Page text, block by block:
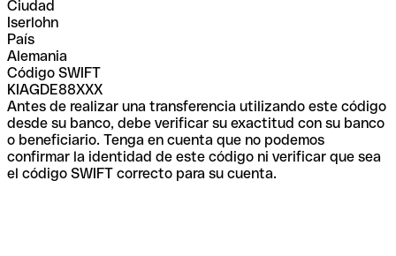
Ciudad
Iserlohn
País
Alemania
Código SWIFT
KIAGDE88XXX
Antes de realizar una transferencia utilizando este código
desde su banco, debe verificar su exactitud con su banco
o beneficiario. Tenga en cuenta que no podemos
confirmar la identidad de este código ni verificar que sea
el código SWIFT correcto para su cuenta.